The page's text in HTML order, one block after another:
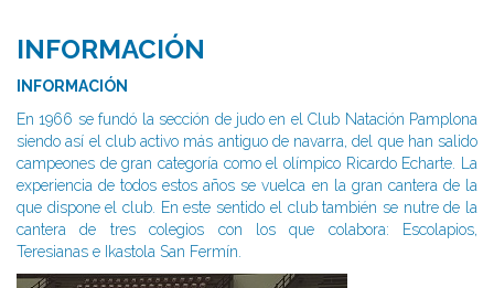
INFORMACIÓN
INFORMACIÓN
En 1966 se fundó la sección de judo en el Club Natación Pamplona
siendo así el club activo más antiguo de navarra, del que han salido
campeones de gran categoría como el olímpico Ricardo Echarte. La
experiencia de todos estos años se vuelca en la gran cantera de la
que dispone el club. En este sentido el club también se nutre de la
cantera de tres colegios con los que colabora: Escolapios,
Teresianas e Ikastola San Fermín.